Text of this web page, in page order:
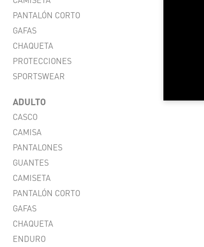
PANTALÓN CORTO
GAFAS
CHAQUETA
PROTECCIONES
SPORTSWEAR
ADULTO
CASCO
CAMISA
PANTALONES
GUANTES
CAMISETA
PANTALÓN CORTO
GAFAS
CHAQUETA
ENDURO